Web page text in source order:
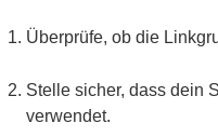
Überprüfe, ob die
Stelle sicher, dass dein
verwendet.